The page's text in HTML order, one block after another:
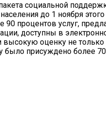
социальной
до 1 ноября
90 процентов услуг,
доступны в
оценку не
было присуждено более